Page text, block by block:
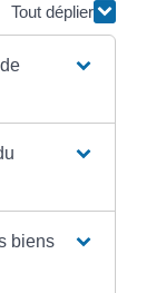
Tout déplier
biens